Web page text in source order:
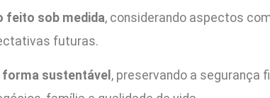
feito sob medida, considerando aspectos
futuras.
sustentável , preservando a segurança